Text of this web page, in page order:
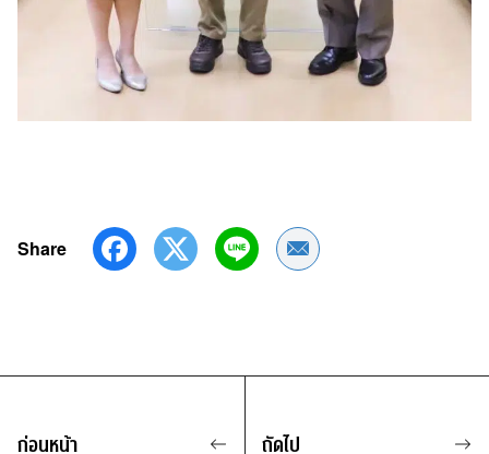
Share Share by Email
ก่อนหน้า ถัดไป